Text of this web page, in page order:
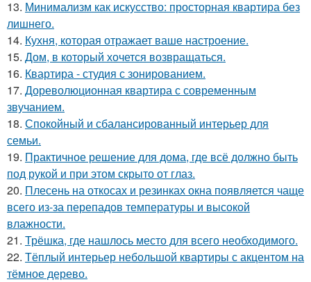
13. Минимализм как искусство: просторная квартира без
лишнего.
14. Кухня, которая отражает ваше настроение.
15. Дом, в который хочется возвращаться.
16. Квартира - студия с зонированием.
17. Дореволюционная квартира с современным
звучанием.
18. Спокойный и сбалансированный интерьер для
семьи.
19. Практичное решение для дома, где всё должно быть
под рукой и при этом скрыто от глаз.
20. Плесень на откосах и резинках окна появляется чаще
всего из-за перепадов температуры и высокой
влажности.
21. Трёшка, где нашлось место для всего необходимого.
22. Тёплый интерьер небольшой квартиры с акцентом на
тёмное дерево.